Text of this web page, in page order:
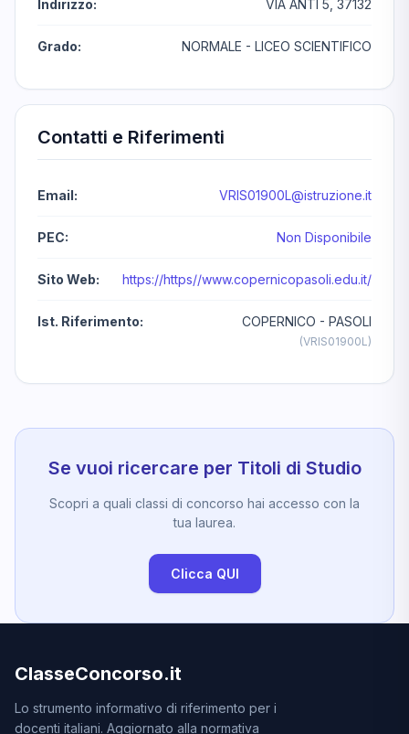
Indirizzo: VIA ANTI 5, 37132
Grado: NORMALE - LICEO SCIENTIFICO
Contatti e Riferimenti
Email: VRIS01900L@istruzione.it
PEC: Non Disponibile
Sito Web: https://https//www.copernicopasoli.edu.it/
Ist. Riferimento: COPERNICO - PASOLI
(VRIS01900L)
Se vuoi ricercare per Titoli di Studio
Scopri a quali classi di concorso hai accesso con la
tua laurea.
Clicca QUI
ClasseConcorso.it
Lo strumento informativo di riferimento per i
docenti italiani. Aggiornato alla normativa